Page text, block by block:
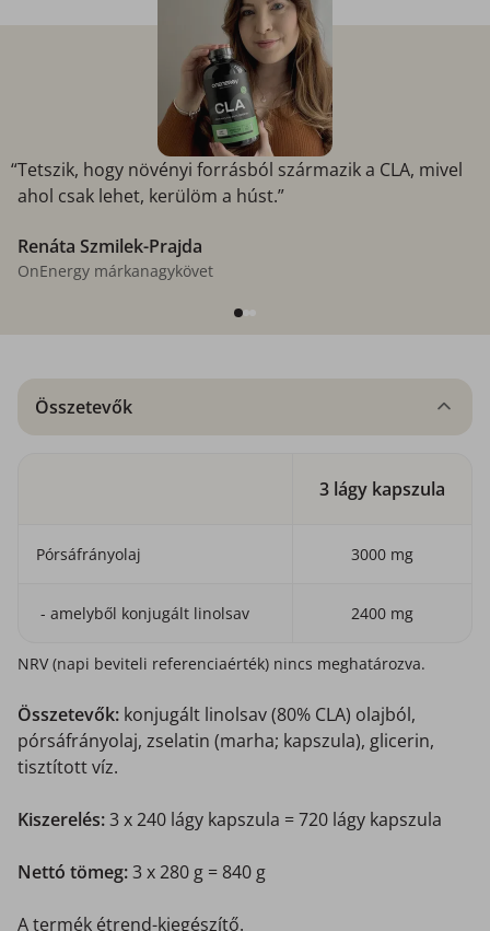
“Tetszik, hogy növényi forrásból származik a CLA, mivel
ahol csak lehet, kerülöm a húst.”
Renáta Szmilek-Prajda
OnEnergy márkanagykövet
Összetevők
3 lágy kapszula
Pórsáfrányolaj 3000 mg
- amelyből konjugált linolsav 2400 mg
NRV (napi beviteli referenciaérték) nincs meghatározva.
Összetevők: konjugált linolsav (80% CLA) olajból,
pórsáfrányolaj, zselatin (marha; kapszula), glicerin,
tisztított víz.
Kiszerelés:3 x 240 lágy kapszula = 720 lágy kapszula
Nettó tömeg:3 x 280 g = 840 g
A termék étrend-kiegészítő.